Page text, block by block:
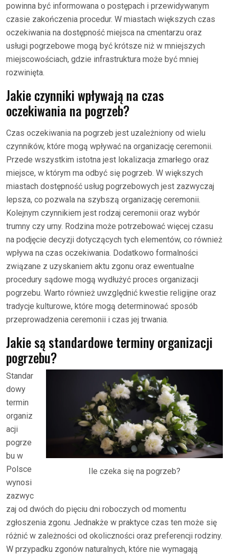
powinna być informowana o postępach i przewidywanym
czasie zakończenia procedur. W miastach większych czas
oczekiwania na dostępność miejsca na cmentarzu oraz
usługi pogrzebowe mogą być krótsze niż w mniejszych
miejscowościach, gdzie infrastruktura może być mniej
rozwinięta.
Jakie czynniki wpływają na czas
oczekiwania na pogrzeb?
Czas oczekiwania na pogrzeb jest uzależniony od wielu
czynników, które mogą wpływać na organizację ceremonii.
Przede wszystkim istotna jest lokalizacja zmarłego oraz
miejsce, w którym ma odbyć się pogrzeb. W większych
miastach dostępność usług pogrzebowych jest zazwyczaj
lepsza, co pozwala na szybszą organizację ceremonii.
Kolejnym czynnikiem jest rodzaj ceremonii oraz wybór
trumny czy urny. Rodzina może potrzebować więcej czasu
na podjęcie decyzji dotyczących tych elementów, co również
wpływa na czas oczekiwania. Dodatkowo formalności
związane z uzyskaniem aktu zgonu oraz ewentualne
procedury sądowe mogą wydłużyć proces organizacji
pogrzebu. Warto również uwzględnić kwestie religijne oraz
tradycje kulturowe, które mogą determinować sposób
przeprowadzenia ceremonii i czas jej trwania.
Jakie są standardowe terminy organizacji
pogrzebu?
Ile czeka się na pogrzeb?
Standar
dowy
termin
organiz
acji
pogrze
bu w
Polsce
wynosi
zazwyc
zaj od dwóch do pięciu dni roboczych od momentu
zgłoszenia zgonu. Jednakże w praktyce czas ten może się
różnić w zależności od okoliczności oraz preferencji rodziny.
W przypadku zgonów naturalnych, które nie wymagają